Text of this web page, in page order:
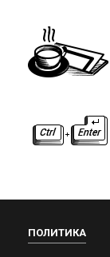
ПОЛИТИКА